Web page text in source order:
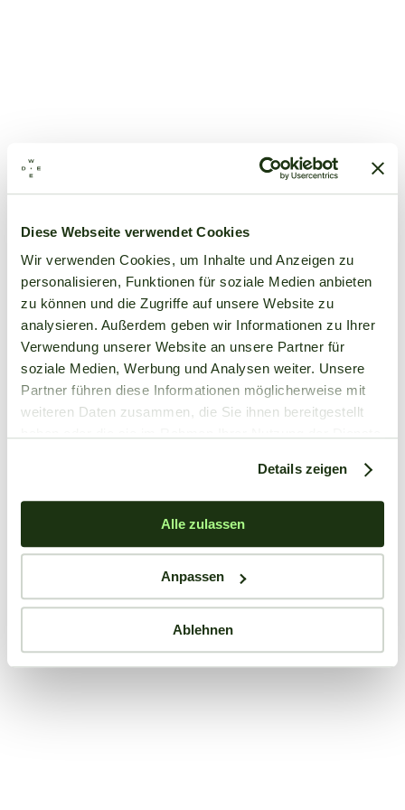
Diese Webseite verwendet Cookies
Wir verwenden Cookies, um Inhalte und Anzeigen zu
personalisieren, Funktionen für soziale Medien anbieten
zu können und die Zugriffe auf unsere Website zu
analysieren. Außerdem geben wir Informationen zu Ihrer
Verwendung unserer Website an unsere Partner für
soziale Medien, Werbung und Analysen weiter. Unsere
Partner führen diese Informationen möglicherweise mit
weiteren Daten zusammen, die Sie ihnen bereitgestellt
Details zeigen
Alle zulassen
Anpassen
Ablehnen